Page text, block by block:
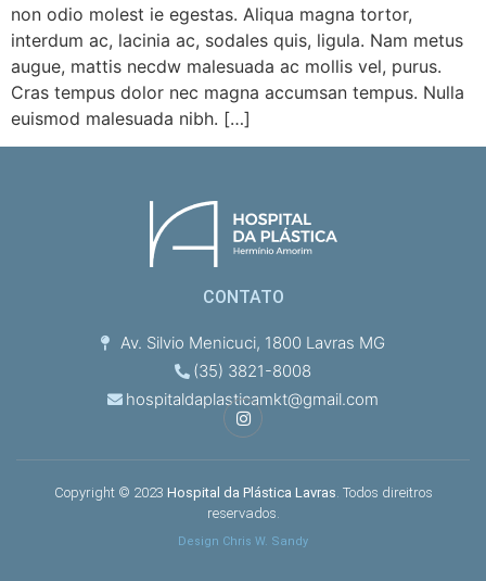
non odio molest ie egestas. Aliqua magna tortor,
interdum ac, lacinia ac, sodales quis, ligula. Nam metus
augue, mattis necdw malesuada ac mollis vel, purus.
Cras tempus dolor nec magna accumsan tempus. Nulla
euismod malesuada nibh. […]
CONTATO
Av. Silvio Menicuci, 1800 Lavras MG
(35) 3821-8008
hospitaldaplasticamkt@gmail.com
Copyright © 2023 Hospital da Plástica Lavras. Todos direitros
reservados.
Design Chris W. Sandy